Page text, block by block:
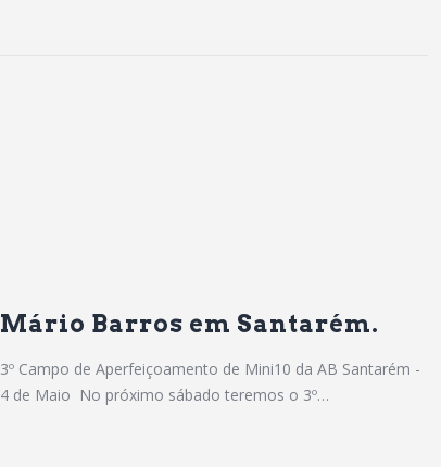
Mário Barros em Santarém.
3º Campo de Aperfeiçoamento de Mini10 da AB Santarém -
4 de Maio No próximo sábado teremos o 3º…